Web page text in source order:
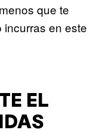
que te
incurras en este
EL